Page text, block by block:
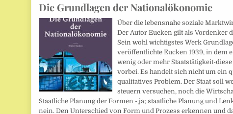
Die Grundlagen der Nationalökonomie
Über die lebensnahe soziale
Der Autor Eucken gilt als Vordenker
Sein wohl wichtigstes Werk
veröffentlichte Eucken 1939, in dem
wenig oder mehr Staatstätigkeit-
vorbei. Es handelt sich nicht um ein
qualitatives Problem. Der Staat soll
steuern versuchen, noch die
Staatliche Planung der Formen - ja; staatliche Planung und
nein. Den Unterschied von Form und Prozess erkennen und